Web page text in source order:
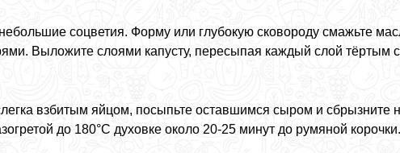
соцветия. Форму или глубокую сковороду смажьте
Выложите слоями капусту, пересыпая каждый слой тёртым
взбитым яйцом, посыпьте оставшимся сыром и сбрызните
до 180°C духовке около 20-25 минут до румяной корочки.